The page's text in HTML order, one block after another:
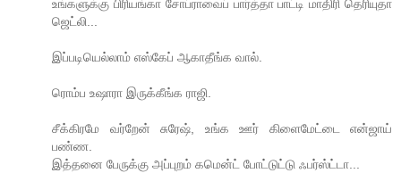
உங்களுக்கு பிரியங்கா சோப்ராவைப் பார்த்தா பாட்டி மாதிரி தெரியுதா
ஜெட்லி...
இப்படியெல்லாம் எஸ்கேப் ஆகாதீங்க வால்.
ரொம்ப உஷாரா இருக்கீங்க ராஜி.
சீக்கிரமே வர்றேன் சுரேஷ், உங்க ஊர் கிளைமேட்டை என்ஜாய்
பண்ண.
இத்தனை பேருக்கு அப்புறம் கமென்ட் போட்டுட்டு ஃபர்ஸ்ட்டா...